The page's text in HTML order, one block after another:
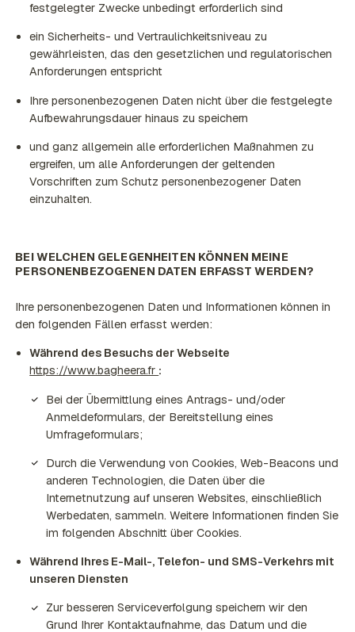
festgelegter Zwecke unbedingt erforderlich sind
ein Sicherheits- und Vertraulichkeitsniveau zu
gewährleisten, das den gesetzlichen und regulatorischen
Anforderungen entspricht
Ihre personenbezogenen Daten nicht über die festgelegte
Aufbewahrungsdauer hinaus zu speichern
und ganz allgemein alle erforderlichen Maßnahmen zu
ergreifen, um alle Anforderungen der geltenden
Vorschriften zum Schutz personenbezogener Daten
einzuhalten.
BEI WELCHEN GELEGENHEITEN KÖNNEN MEINE
PERSONENBEZOGENEN DATEN ERFASST WERDEN?
Ihre personenbezogenen Daten und Informationen können in
den folgenden Fällen erfasst werden:
Während des Besuchs der Webseite
https://www.bagheera.fr :
Bei der Übermittlung eines Antrags- und/oder
Anmeldeformulars, der Bereitstellung eines
Umfrageformulars;
Durch die Verwendung von Cookies, Web-Beacons und
anderen Technologien, die Daten über die
Internetnutzung auf unseren Websites, einschließlich
Werbedaten, sammeln. Weitere Informationen finden Sie
im folgenden Abschnitt über Cookies.
Während Ihres E-Mail-, Telefon- und SMS-Verkehrs mit
unseren Diensten
Zur besseren Serviceverfolgung speichern wir den
Grund Ihrer Kontaktaufnahme, das Datum und die